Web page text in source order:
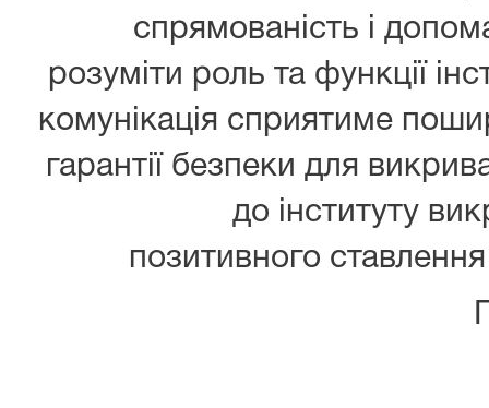
спрямованість і
розуміти роль та функції
комунікація сприятиме
гарантії безпеки для
до інституту
позитивного